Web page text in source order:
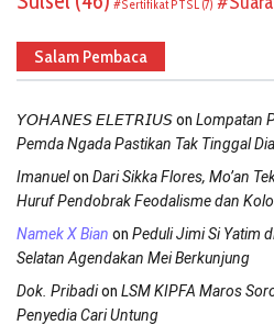
Sertifikat PTSL (7)
Salam Pembaca
𝘠𝘖𝘏𝘈𝘕𝘌𝘚 𝘌𝘓𝘌𝘛𝘙𝘐𝘜𝘚on Lompatan
Pemda Ngada Pastikan Tak Tinggal
Imanuelon Dari Sikka Flores, Mo’an
Huruf Pendobrak Feodalisme dan
Namek X Bian on Peduli Jimi Si Yatim
Selatan Agendakan Mei Berkunjung
Dok. Pribadion LSM KIPFA Maros
Penyedia Cari Untung